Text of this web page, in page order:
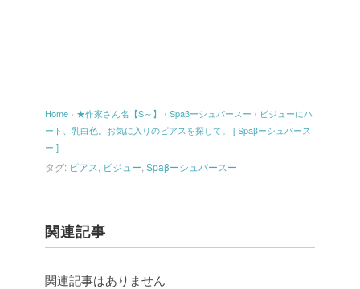
Home › ★作家さん名【S～】 › Spaβーシュパースー › ビジューにハ
ート、乳白色。お気に入りのピアスを探して。 [ Spaβーシュパース
ー ]
タグ: ピアス ビジュー Spaβーシュパースー
関連記事
関連記事はありません